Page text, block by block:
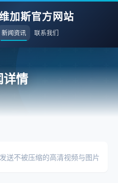
加斯官方网站
新闻资讯 联系我们
详情
送不被压缩的高清视频与图片